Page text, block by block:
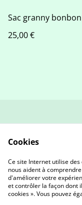
Sac granny bonbon
25,00 €
Conditions
Cookies
Ce site Internet utilise
nous aident à
d'améliorer votre
et contrôler la façon dont
cookies ». Vous pouvez